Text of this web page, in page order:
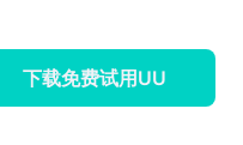
下载免费试用UU